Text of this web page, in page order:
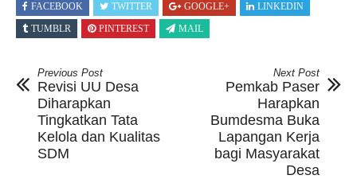
FACEBOOK TWITTER GOOGLE+
LINKEDIN
TUMBLR
PINTEREST MAIL
Previous Post
Revisi UU Desa
Diharapkan
Tingkatkan Tata
Kelola dan Kualitas
SDM
Next Post
Pemkab Paser
Harapkan
Bumdesma Buka
Lapangan Kerja
bagi Masyarakat
Desa